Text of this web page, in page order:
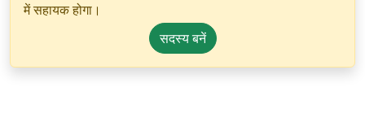
में सहायक होगा।
सदस्य बनें